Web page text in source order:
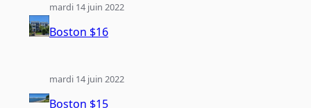
Boston $16
mardi 14 juin 2022
Boston $15
mardi 14 juin 2022